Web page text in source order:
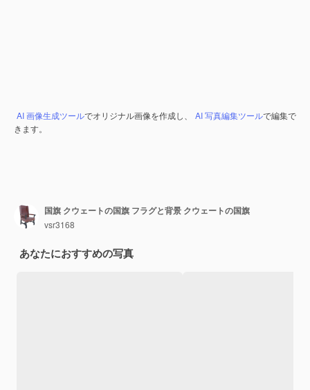
AI 画像生成ツールでオリジナル画像を作成し、 AI 写真編集ツールで編集で
きます。
国旗 クウェートの国旗 フラグと背景 クウェートの国旗
vsr3168
あなたにおすすめの写真